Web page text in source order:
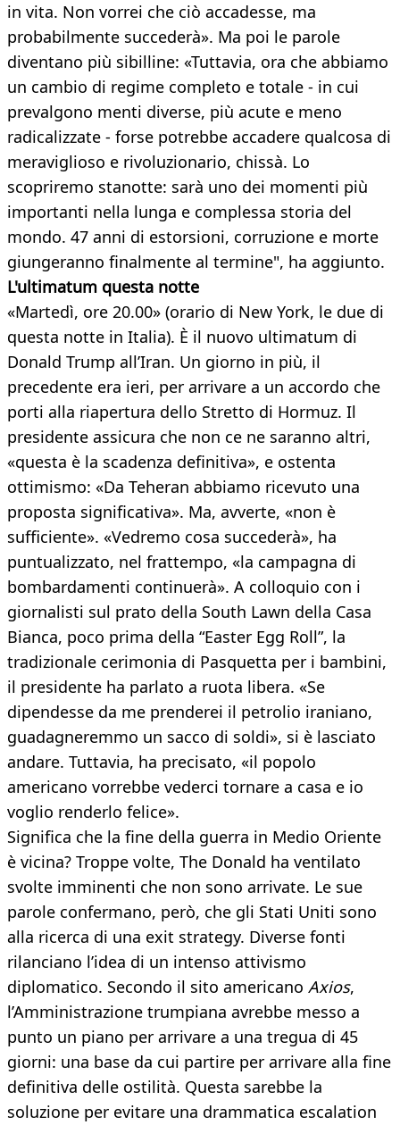
in vita. Non vorrei che ciò accadesse, ma
probabilmente succederà». Ma poi le parole
diventano più sibilline: «Tuttavia, ora che abbiamo
un cambio di regime completo e totale - in cui
prevalgono menti diverse, più acute e meno
radicalizzate - forse potrebbe accadere qualcosa di
meraviglioso e rivoluzionario, chissà. Lo
scopriremo stanotte: sarà uno dei momenti più
importanti nella lunga e complessa storia del
mondo. 47 anni di estorsioni, corruzione e morte
giungeranno finalmente al termine", ha aggiunto.
L'ultimatum questa notte
«Martedì, ore 20.00» (orario di New York, le due di
questa notte in Italia). È il nuovo ultimatum di
Donald Trump all’Iran. Un giorno in più, il
precedente era ieri, per arrivare a un accordo che
porti alla riapertura dello Stretto di Hormuz. Il
presidente assicura che non ce ne saranno altri,
«questa è la scadenza definitiva», e ostenta
ottimismo: «Da Teheran abbiamo ricevuto una
proposta significativa». Ma, avverte, «non è
sufficiente». «Vedremo cosa succederà», ha
puntualizzato, nel frattempo, «la campagna di
bombardamenti continuerà». A colloquio con i
giornalisti sul prato della South Lawn della Casa
Bianca, poco prima della “Easter Egg Roll”, la
tradizionale cerimonia di Pasquetta per i bambini,
il presidente ha parlato a ruota libera. «Se
dipendesse da me prenderei il petrolio iraniano,
guadagneremmo un sacco di soldi», si è lasciato
andare. Tuttavia, ha precisato, «il popolo
americano vorrebbe vederci tornare a casa e io
voglio renderlo felice».
Significa che la fine della guerra in Medio Oriente
è vicina? Troppe volte, The Donald ha ventilato
svolte imminenti che non sono arrivate. Le sue
parole confermano, però, che gli Stati Uniti sono
alla ricerca di una exit strategy. Diverse fonti
rilanciano l’idea di un intenso attivismo
diplomatico. Secondo il sito americano Axios,
l’Amministrazione trumpiana avrebbe messo a
punto un piano per arrivare a una tregua di 45
giorni: una base da cui partire per arrivare alla fine
definitiva delle ostilità. Questa sarebbe la
soluzione per evitare una drammatica escalation